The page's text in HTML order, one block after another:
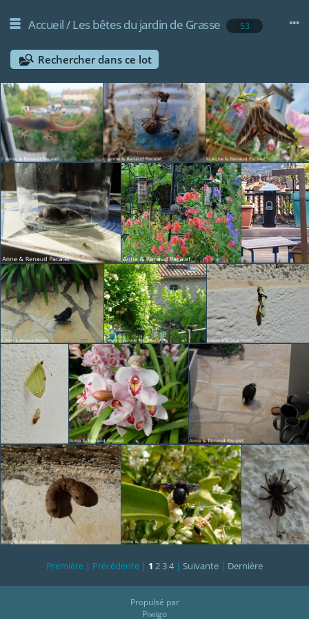
Accueil/Les bêtes du jardin de Grasse 53
Rechercher dans ce lot
Première | Précédente | 1 234 | Suivante | Dernière
Propulsé par
Piwigo